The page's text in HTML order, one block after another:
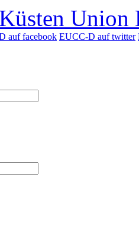
Union
auf facebook EUCC-D auf twitter